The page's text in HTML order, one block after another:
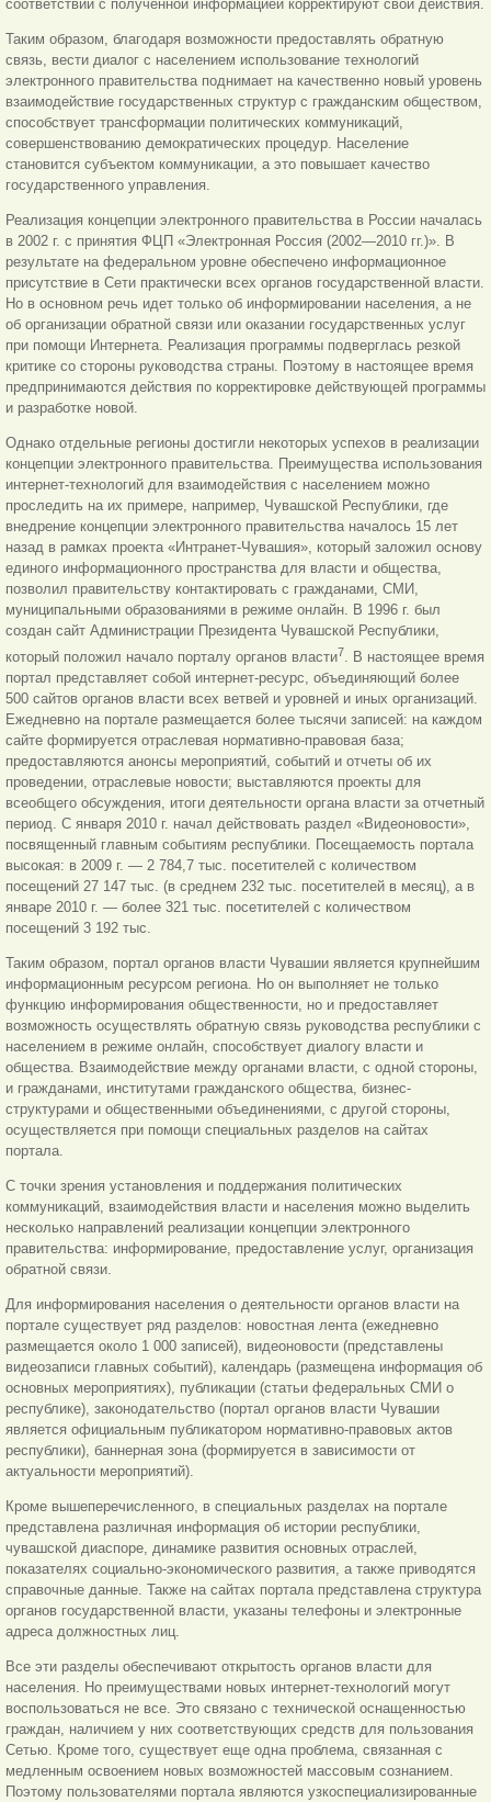
соответствии с полученной информацией корректируют свои действия.
Таким образом, благодаря возможности предоставлять обратную
связь, вести диалог с населением использование технологий
электронного правительства поднимает на качественно новый уровень
взаимодействие государственных структур с гражданским обществом,
способствует трансформации политических коммуникаций,
совершенствованию демократических процедур. Население
становится субъектом коммуникации, а это повышает качество
государственного управления.
Реализация концепции электронного правительства в России началась
в 2002 г. с принятия ФЦП «Электронная Россия (2002—2010 гг.)». В
результате на федеральном уровне обеспечено информационное
присутствие в Сети практически всех органов государственной власти.
Но в основном речь идет только об информировании населения, а не
об организации обратной связи или оказании государственных услуг
при помощи Интернета. Реализация программы подверглась резкой
критике со стороны руководства страны. Поэтому в настоящее время
предпринимаются действия по корректировке действующей программы
и разработке новой.
Однако отдельные регионы достигли некоторых успехов в реализации
концепции электронного правительства. Преимущества использования
интернет-технологий для взаимодействия с населением можно
проследить на их примере, например, Чувашской Республики, где
внедрение концепции электронного правительства началось 15 лет
назад в рамках проекта «Интранет-Чувашия», который заложил основу
единого информационного пространства для власти и общества,
позволил правительству контактировать с гражданами, СМИ,
муниципальными образованиями в режиме онлайн. В 1996 г. был
создан сайт Администрации Президента Чувашской Республики,
который положил начало порталу органов власти7
. В настоящее время
портал представляет собой интернет-ресурс, объединяющий более
500 сайтов органов власти всех ветвей и уровней и иных организаций.
Ежедневно на портале размещается более тысячи записей: на каждом
сайте формируется отраслевая нормативно-правовая база;
предоставляются анонсы мероприятий, событий и отчеты об их
проведении, отраслевые новости; выставляются проекты для
всеобщего обсуждения, итоги деятельности органа власти за отчетный
период. С января 2010 г. начал действовать раздел «Видеоновости»,
посвященный главным событиям республики. Посещаемость портала
высокая: в 2009 г. — 2 784,7 тыс. посетителей с количеством
посещений 27 147 тыс. (в среднем 232 тыс. посетителей в месяц), а в
январе 2010 г. — более 321 тыс. посетителей с количеством
посещений 3 192 тыс.
Таким образом, портал органов власти Чувашии является крупнейшим
информационным ресурсом региона. Но он выполняет не только
функцию информирования общественности, но и предоставляет
возможность осуществлять обратную связь руководства республики с
населением в режиме онлайн, способствует диалогу власти и
общества. Взаимодействие между органами власти, с одной стороны,
и гражданами, институтами гражданского общества, бизнес-
структурами и общественными объединениями, с другой стороны,
осуществляется при помощи специальных разделов на сайтах
портала.
С точки зрения установления и поддержания политических
коммуникаций, взаимодействия власти и населения можно выделить
несколько направлений реализации концепции электронного
правительства: информирование, предоставление услуг, организация
обратной связи.
Для информирования населения о деятельности органов власти на
портале существует ряд разделов: новостная лента (ежедневно
размещается около 1 000 записей), видеоновости (представлены
видеозаписи главных событий), календарь (размещена информация об
основных мероприятиях), публикации (статьи федеральных СМИ о
республике), законодательство (портал органов власти Чувашии
является официальным публикатором нормативно-правовых актов
республики), баннерная зона (формируется в зависимости от
актуальности мероприятий).
Кроме вышеперечисленного, в специальных разделах на портале
представлена различная информация об истории республики,
чувашской диаспоре, динамике развития основных отраслей,
показателях социально-экономического развития, а также приводятся
справочные данные. Также на сайтах портала представлена структура
органов государственной власти, указаны телефоны и электронные
адреса должностных лиц.
Все эти разделы обеспечивают открытость органов власти для
населения. Но преимуществами новых интернет-технологий могут
воспользоваться не все. Это связано с технической оснащенностью
граждан, наличием у них соответствующих средств для пользования
Сетью. Кроме того, существует еще одна проблема, связанная с
медленным освоением новых возможностей массовым сознанием.
Поэтому пользователями портала являются узкоспециализированные